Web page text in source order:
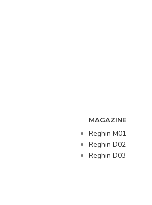
MAGAZINE
Reghin M01
Reghin D02
Reghin D03